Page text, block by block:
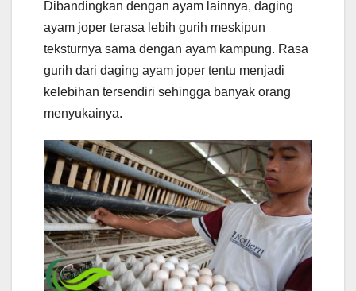
Dibandingkan dengan ayam lainnya, daging
ayam joper terasa lebih gurih meskipun
teksturnya sama dengan ayam kampung. Rasa
gurih dari daging ayam joper tentu menjadi
kelebihan tersendiri sehingga banyak orang
menyukainya.